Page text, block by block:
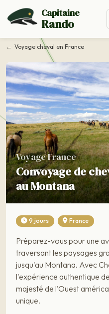
Capitaine
Rando
Voyage cheval en France
Voyage France
Convoyage de
au Montana
9 jours France
Préparez-vous pour une
traversant les paysages
jusqu'au Montana. Avec
l'expérience authentique
majesté de l'Ouest
unique.